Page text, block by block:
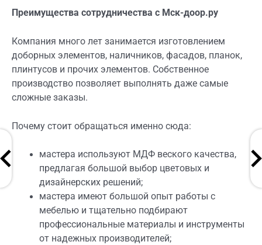
Преимущества сотрудничества с Мск-доор.ру
Компания много лет занимается изготовлением
доборных элементов, наличников, фасадов, планок,
плинтусов и прочих элементов. Собственное
производство позволяет выполнять даже самые
сложные заказы.
Почему стоит обращаться именно сюда:
мастера используют МДФ веского качества,
предлагая большой выбор цветовых и
дизайнерских решений;
мастера имеют большой опыт работы с
мебелью и тщательно подбирают
профессиональные материалы и инструменты
от надежных производителей;